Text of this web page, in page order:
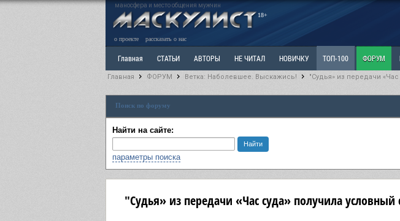
маносфера и место общения мужчин
18+
о проекте рассказать о нас
Главная СТАТЬИ АВТОРЫ НЕ ЧИТАЛ НОВИЧКУ ТОП-100 ФОРУМ
Ветка: Наболевшее. Выскажись!
РАЗДЕЛ: Разное
Главная ФОРУМ Ветка: Наболевшее. Выскажись! "Судья» из передачи
Поиск по форуму
Найти на сайте:
параметры поиска
"Судья» из передачи «Час суда» получила